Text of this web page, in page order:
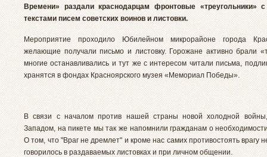
Времени» раздали краснодарцам фронтовые «треугольники»
текстами писем советских воинов и листовки.
Мероприятие проходило Юбилейном микрорайоне города
желающие получали письмо и листовку. Горожане активно брали
многие останавливались и тут же с интересом читали письма,
хранятся в фондах Красноярского музея «Мемориал Победы».
В связи с началом против нашей страны новой холодной
Западом, на пикете мы так же напомнили гражданам о
О том, что "Враг не дремлет" и кроме нас самих противостоять врагу
говорилось в раздаваемых листовках и при личном общении.